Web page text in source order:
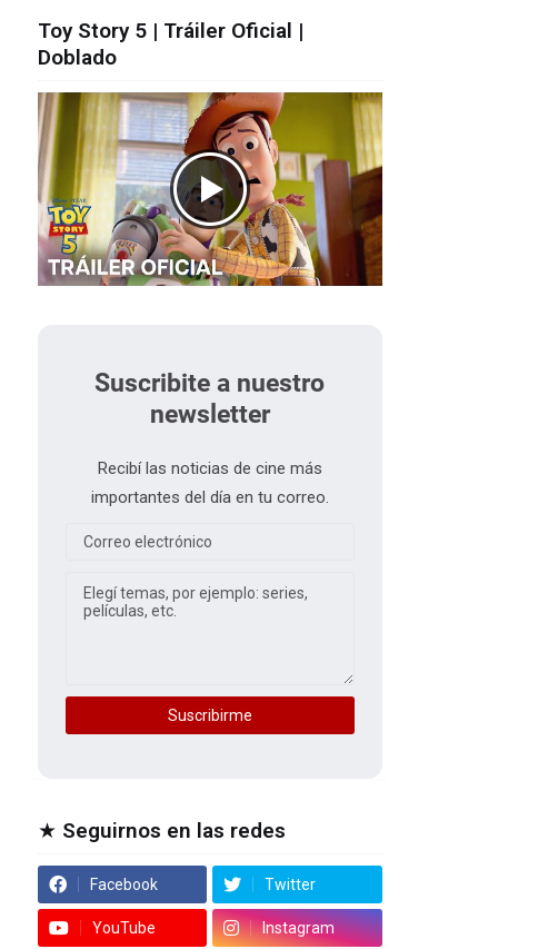
Toy Story 5 | Tráiler Oficial |
Doblado
Suscribite a nuestro
newsletter
Recibí las noticias de cine más
importantes del día en tu correo.
★ Seguirnos en las redes
Facebook Twitter
YouTube Instagram